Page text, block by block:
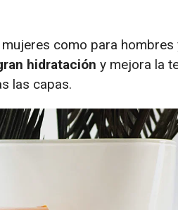
como para hombres
hidratación y mejora la
las capas.